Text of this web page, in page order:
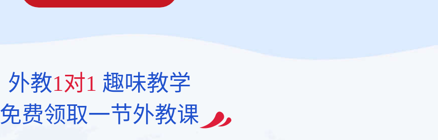
外教1对1 趣味教学
免费领取一节外教课